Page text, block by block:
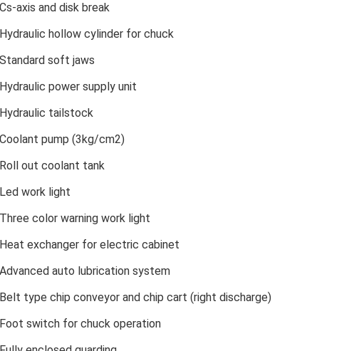
Cs-axis and disk break
Hydraulic hollow cylinder for chuck
Standard soft jaws
Hydraulic power supply unit
Hydraulic tailstock
Coolant pump (3kg/cm2)
Roll out coolant tank
Led work light
Three color warning work light
Heat exchanger for electric cabinet
Advanced auto lubrication system
Belt type chip conveyor and chip cart (right discharge)
Foot switch for chuck operation